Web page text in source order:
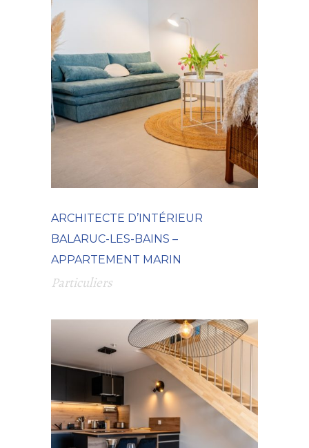
ARCHITECTE D’INTÉRIEUR
BALARUC-LES-BAINS –
APPARTEMENT MARIN
Particuliers